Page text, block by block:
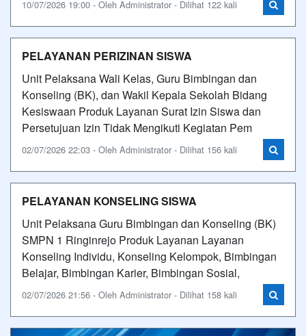
10/07/2026 19:00 - Oleh Administrator - Dilihat 122 kali
PELAYANAN PERIZINAN SISWA
Unit Pelaksana Wali Kelas, Guru Bimbingan dan
Konseling (BK), dan Wakil Kepala Sekolah Bidang
Kesiswaan Produk Layanan Surat Izin Siswa dan
Persetujuan Izin Tidak Mengikuti Kegiatan Pem
02/07/2026 22:03 - Oleh Administrator - Dilihat 156 kali
PELAYANAN KONSELING SISWA
Unit Pelaksana Guru Bimbingan dan Konseling (BK)
SMPN 1 Ringinrejo Produk Layanan Layanan
Konseling Individu, Konseling Kelompok, Bimbingan
Belajar, Bimbingan Karier, Bimbingan Sosial,
02/07/2026 21:56 - Oleh Administrator - Dilihat 158 kali